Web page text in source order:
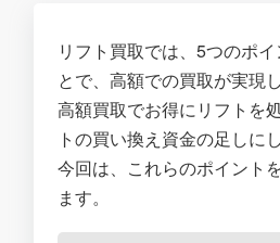
リフト買取では、5つのポ
とで、高額での買取が実現
高額買取でお得にリフトを
トの買い換え資金の足しに
今回は、これらのポイント
ます。